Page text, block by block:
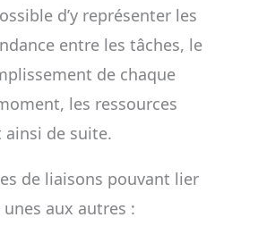
d’y représenter les
entre les tâches, le
de chaque
les ressources
de suite.
de liaisons pouvant lier
aux autres :